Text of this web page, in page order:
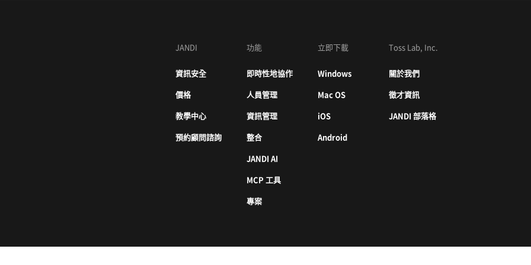
JANDI
資訊安全
價格
教學中心
預約顧問諮詢
功能
即時性地協作
人員管理
資訊管理
整合
JANDI AI
MCP 工具
專案
立即下載
Windows
Mac OS
iOS
Android
Toss Lab, Inc.
關於我們
徵才資訊
JANDI 部落格